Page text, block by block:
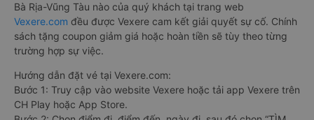
Bà Rịa-Vũng Tàu nào của quý khách tại trang web
Vexere.com đều được Vexere cam kết giải quyết sự cố. Chính
sách tặng coupon giảm giá hoặc hoàn tiền sẽ tùy theo từng
trường hợp sự việc.
Hướng dẫn đặt vé tại Vexere.com:
Bước 1: Truy cập vào website Vexere hoặc tải app Vexere trên
CH Play hoặc App Store.